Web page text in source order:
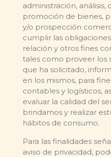
administración,
promoción de bienes,
y/o prospección
cumplir las
relación y otros fines
tales como proveer los
que ha solicitado,
en los mismos, para
contables y logísticos,
evaluar la calidad del
brindamos y realizar
hábitos de consumo.
Para las finalidades
aviso de privacidad,